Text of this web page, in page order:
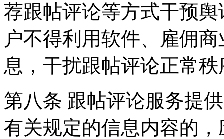
荐跟帖评论等方式干预
户不得利用软件、雇佣
息，干扰跟帖评论正常
第八条 跟帖评论服务提
有关规定的信息内容的